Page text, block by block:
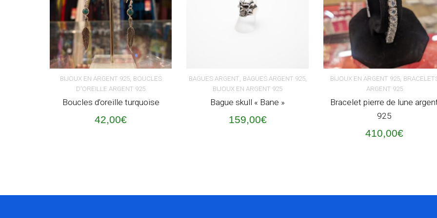
BIJOUX EN ARGENT 925, BOUCLES
D'OREILLE ARGENT 925
Boucles d’oreille turquoise
42,00€
BAGUES ARGENT, BAGUES ARGENT 925,
BIJOUX EN ARGENT 925
Bague skull « Bane »
159,00€
BIJOUX EN ARGENT 925,
ARGENT 925
Bracelet pierre de lune
925
410,00€